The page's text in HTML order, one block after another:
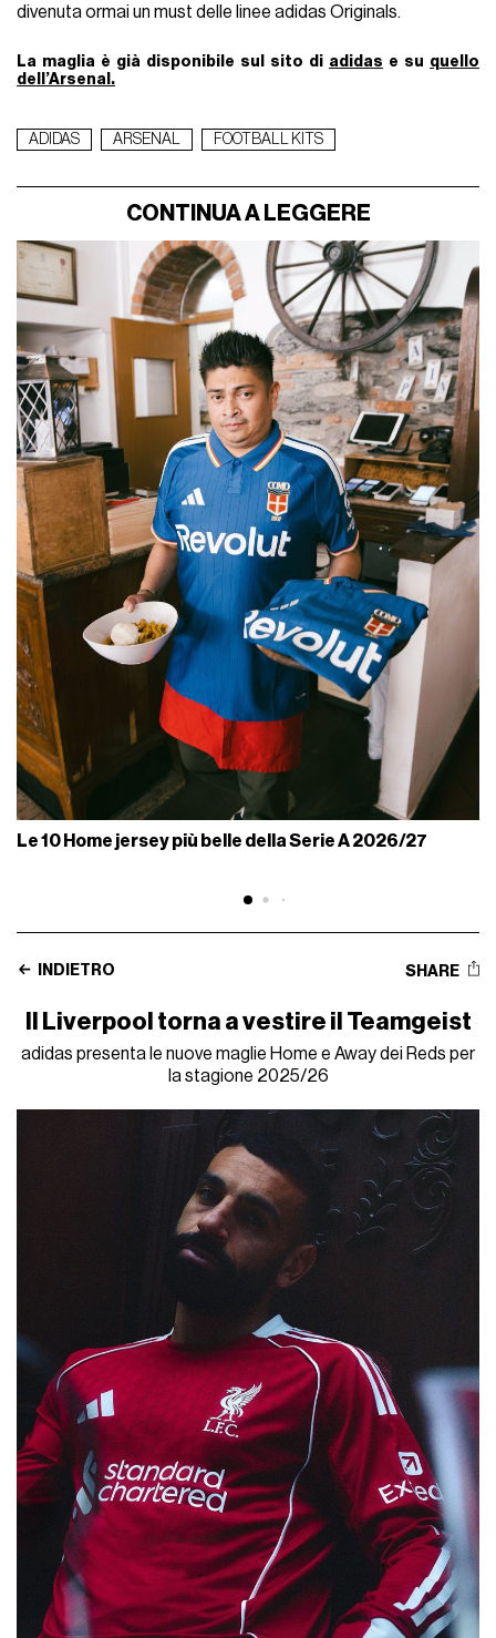
divenuta ormai un must delle linee adidas Originals.
La maglia è già disponibile sul sito di adidas e su quello
dell’Arsenal.
ADIDAS ARSENAL FOOTBALL KITS
CONTINUA A LEGGERE
Le 10 Home jersey più belle della Serie A 2026/27
INDIETRO SHARE
Il Liverpool torna a vestire il Teamgeist
adidas presenta le nuove maglie Home e Away dei Reds per
la stagione 2025/26